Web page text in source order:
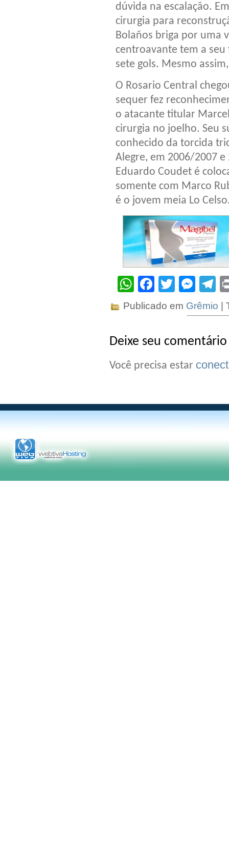
dúvida na escalação.
cirurgia para
Bolaños briga por uma
centroavante tem a
sete gols. Mesmo
O Rosario Central
sequer fez
o atacante titular
cirurgia no joelho. Seu
conhecido da torcida
Alegre, em 2006/2007
Eduardo Coudet é
somente com Marco
é o jovem meia Lo
WhatsApp
Facebook
Twitter
Publicado em Grêmio |
Deixe seu comentário
Você precisa estar